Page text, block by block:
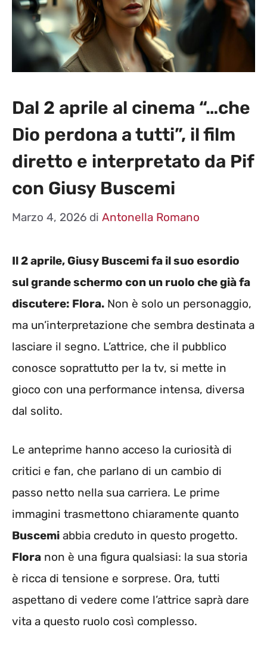
Dal 2 aprile al cinema “…che
Dio perdona a tutti”, il film
diretto e interpretato da Pif
con Giusy Buscemi
Marzo 4, 2026 di Antonella Romano
Il 2 aprile, Giusy Buscemi fa il suo esordio
sul grande schermo con un ruolo che già fa
discutere: Flora. Non è solo un personaggio,
ma un’interpretazione che sembra destinata a
lasciare il segno. L’attrice, che il pubblico
conosce soprattutto per la tv, si mette in
gioco con una performance intensa, diversa
dal solito.
Le anteprime hanno acceso la curiosità di
critici e fan, che parlano di un cambio di
passo netto nella sua carriera. Le prime
immagini trasmettono chiaramente quanto
Buscemi abbia creduto in questo progetto.
Flora non è una figura qualsiasi: la sua storia
è ricca di tensione e sorprese. Ora, tutti
aspettano di vedere come l’attrice saprà dare
vita a questo ruolo così complesso.